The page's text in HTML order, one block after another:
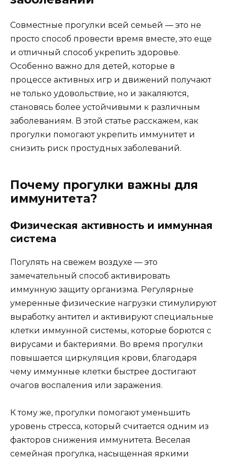
Совместные прогулки всей семьей — это не
просто способ провести время вместе, это еще
и отличный способ укрепить здоровье.
Особенно важно для детей, которые в
процессе активных игр и движений получают
не только удовольствие, но и закаляются,
становясь более устойчивыми к различным
заболеваниям. В этой статье расскажем, как
прогулки помогают укрепить иммунитет и
снизить риск простудных заболеваний.
Почему прогулки важны для
иммунитета?
Физическая активность и иммунная
система
Погулять на свежем воздухе — это
замечательный способ активировать
иммунную защиту организма. Регулярные
умеренные физические нагрузки стимулируют
выработку антител и активируют специальные
клетки иммунной системы, которые борются с
вирусами и бактериями. Во время прогулки
повышается циркуляция крови, благодаря
чему иммунные клетки быстрее достигают
очагов воспаления или заражения.
К тому же, прогулки помогают уменьшить
уровень стресса, который считается одним из
факторов снижения иммунитета. Веселая
семейная прогулка, насыщенная яркими